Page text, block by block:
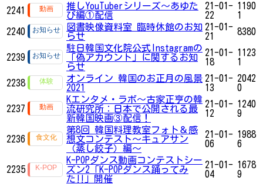
2241
推しYouTuberシリーズ〜あゆた
び編①配信
21-01-
22
1190
1
2240
図書映像資料室 臨時休館のお知
らせ
21-01-
21
8380
2239
駐日韓国文化院公式Instagramの
「偽アカウント」に関するお知
らせ
21-01-
18
1123
1
2238
オンライン 韓国のお正月の風景
2021
21-01-
13
2042
0
2237
Kエンタメ・ラボ～古家正亨の韓
流研究所：日本で公開される最
新韓国映画③配信！
21-01-
12
1240
9
2236
第8回 韓国料理教室フォト＆感
想文コンテスト～キュアサン
（蒸し餃子）編～
21-01-
06
1988
6
2235
K-POPダンス動画コンテストシー
ズン2「K-POPダンス踊ってみ
た‼」開催
21-01-
04
1678
9